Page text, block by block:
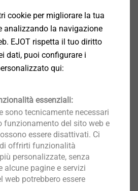
T25
1300 1/min
Schrauben.pdf
cookie per migliorare la tua
analizzando la navigazione
EJOT rispetta il tuo diritto
dati, puoi configurare i
qui:
essenziali:
sono tecnicamente necessari
funzionamento del sito web e
essere disattivati. Ci
offrirti funzionalità
personalizzate, senza
alcune pagine e servizi
web potrebbero essere